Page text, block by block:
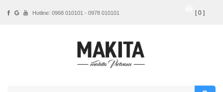
Hotline: 0968 010101 - 0978 010101 [ 0 ]